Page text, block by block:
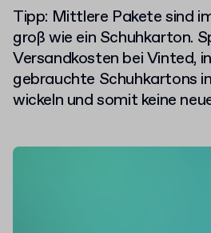
Tipp: Mittlere Pakete sind
groß wie ein Schuhkarton.
Versandkosten bei Vinted,
gebrauchte Schuhkartons
wickeln und somit keine